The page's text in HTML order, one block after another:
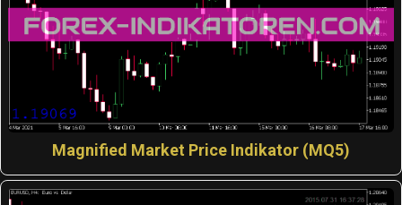
Magnified Market Price Indikator (MQ5)